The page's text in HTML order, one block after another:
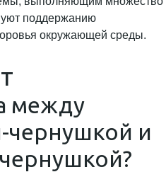
поддержанию
окружающей среды.
между
чернушкой и